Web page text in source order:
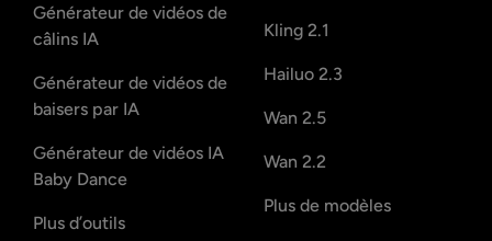
Générateur de vidéos de
câlins IA
Générateur de vidéos de
baisers par IA
Générateur de vidéos IA
Baby Dance
Plus d’outils
Kling 2.1
Hailuo 2.3
Wan 2.5
Wan 2.2
Plus de modèles